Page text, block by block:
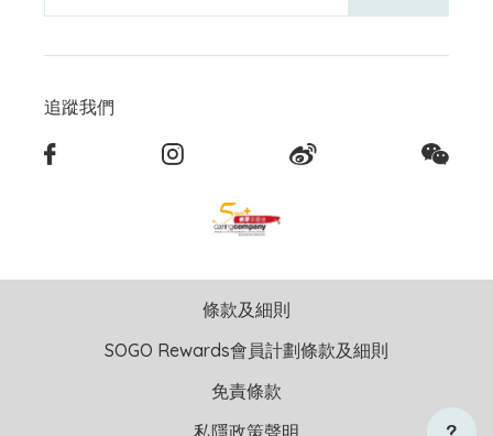
追蹤我們
條款及細則
SOGO Rewards會員計劃條款及細則
免責條款
私隱政策聲明